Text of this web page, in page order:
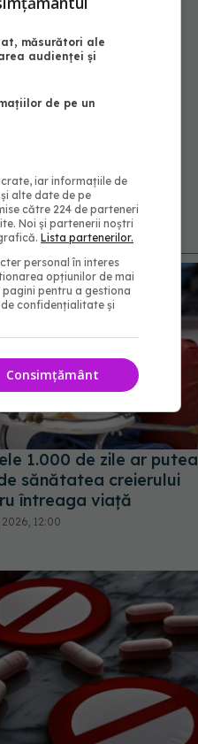
într-un Leu, va
1.000 de zile ar putea
sănătatea creierului
întreaga viață
12:00
măsurători ale
audienței și
de pe un
iar informațiile de
alte date de pe
către 224 de parteneri
Noi și partenerii noștri
Lista partenerilor.
personal în interes
opțiunilor de mai
pentru a gestiona
confidențialitate și
Consimțământ